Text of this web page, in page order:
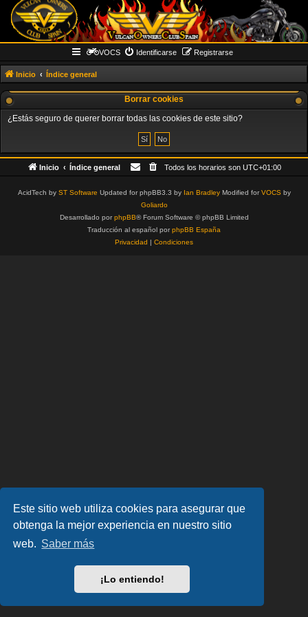
Este sitio web utiliza cookies para asegurar que
obtenga la mejor experiencia en nuestro sitio
web. Saber más
¡Lo entiendo!
VOCS Identificarse Registrarse
Inicio Índice general
Borrar cookies
¿Estás seguro de querer borrar todas las cookies de este sitio?
Inicio Índice general Todos los horarios son UTC+01:00
AcidTech by ST Software Updated for phpBB3.3 by Ian BradleyModified forVOCSby
Goliardo
Desarrollado porphpBB® Forum Software © phpBB Limited
Traducción al español porphpBB España
Privacidad | Condiciones